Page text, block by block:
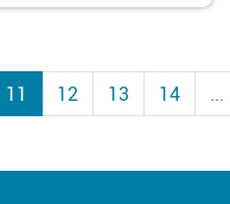
11 12 13 14 ...